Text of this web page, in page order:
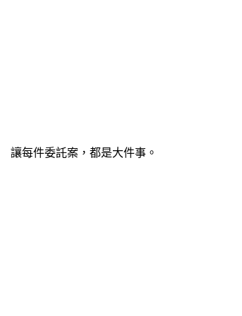
讓每件委託案，都是大件事。